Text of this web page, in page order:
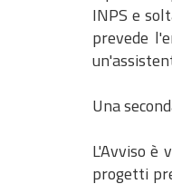
INPS e
prevede
Una
L'Avviso è
progetti